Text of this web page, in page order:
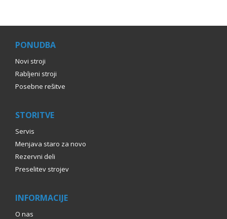
PONUDBA
Novi stroji
Rabljeni stroji
Posebne rešitve
STORITVE
Servis
Menjava staro za novo
Rezervni deli
Preselitev strojev
INFORMACIJE
O nas